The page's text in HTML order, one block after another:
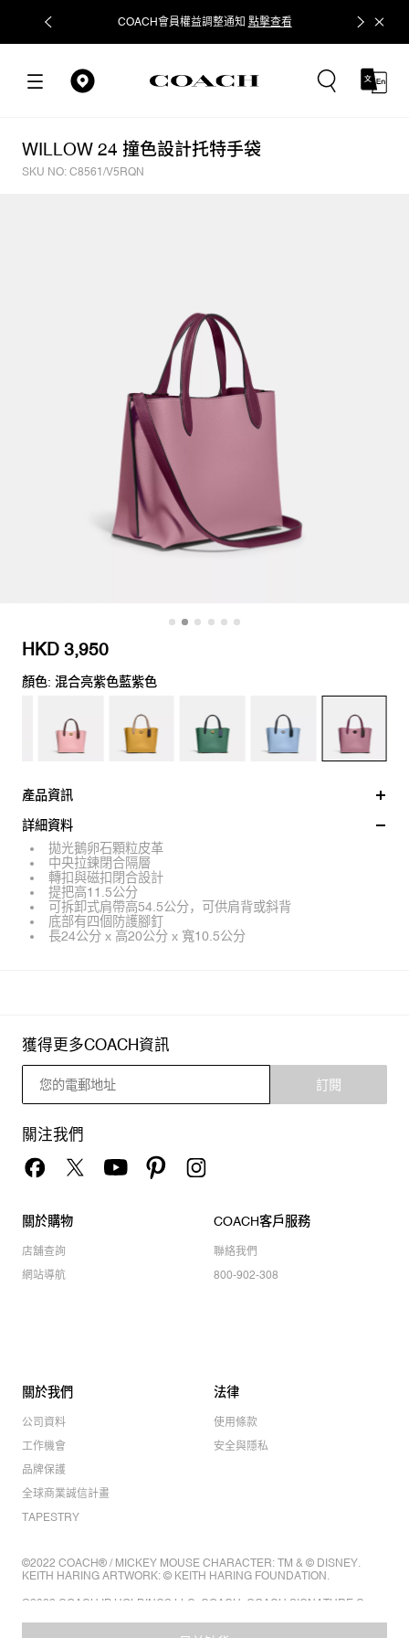
COACH會員權益調整通知 點擊查看 立即追蹤
WILLOW 24 撞色設計托特手袋
SKU NO: C8561/V5RQN
HKD 3,950
顏色: 混合亮紫色藍紫色
產品資訊
詳細資料
拋光鵝卵石顆粒皮革
中央拉鍊閉合隔層
轉扣與磁扣閉合設計
提把高11.5公分
可拆卸式肩帶高54.5公分，可供肩背或斜背
底部有四個防護腳釘
長24公分 x 高20公分 x 寬10.5公分
獲得更多COACH資訊
訂閱
關注我們
關於購物
店舖查詢
網站導航
COACH客戶服務
聯絡我們
800-902-308
關於我們
公司資料
工作機會
品牌保護
全球商業誠信計畫
TAPESTRY
法律
使用條款
安全與隱私
©2022 COACH® / MICKEY MOUSE CHARACTER: TM & © DISNEY.
KEITH HARING ARTWORK: © KEITH HARING FOUNDATION.
©2022 COACH IP HOLDINGS LLC. COACH, COACH SIGNATURE C